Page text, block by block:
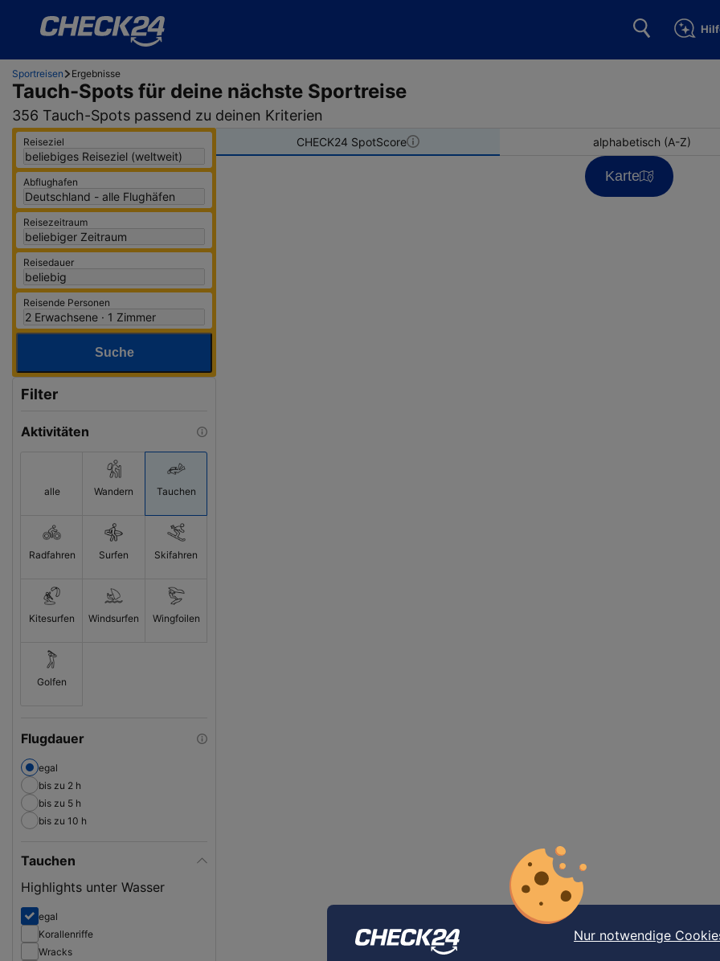
Nur notwendige
Sportreisen Ergebnisse
Tauch-Spots für deine nächste Sportreise
356 Tauch-Spots passend zu deinen Kriterien
Reiseziel
Abflughafen
Reisezeitraum
Reisedauer
Reisende Personen
Suche
Filter
Aktivitäten
alle Wandern Tauchen
Radfahren Surfen Skifahren
Kitesurfen Windsurfen Wingfoilen
Golfen
Flugdauer
egal
bis zu 2 h
bis zu 5 h
bis zu 10 h
Tauchen
Highlights unter Wasser
egal
Korallenriffe
Wracks
CHECK24 SpotScore alphabetisch (A-Z)
Karte